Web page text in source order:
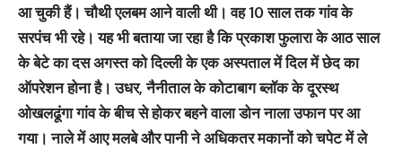
आ चुकी हैं। चौथी एलबम आने वाली थी। वह 10 साल तक गांव के
सरपंच भी रहे। यह भी बताया जा रहा है कि प्रकाश फुलारा के आठ साल
के बेटे का दस अगस्त को दिल्ली के एक अस्पताल में दिल में छेद का
ऑपरेशन होना है। उधर, नैनीताल के कोटाबाग ब्लॉक के दूरस्थ
ओखलढूंगा गांव के बीच से होकर बहने वाला डोन नाला उफान पर आ
गया। नाले में आए मलबे और पानी ने अधिकतर मकानों को चपेट में ले